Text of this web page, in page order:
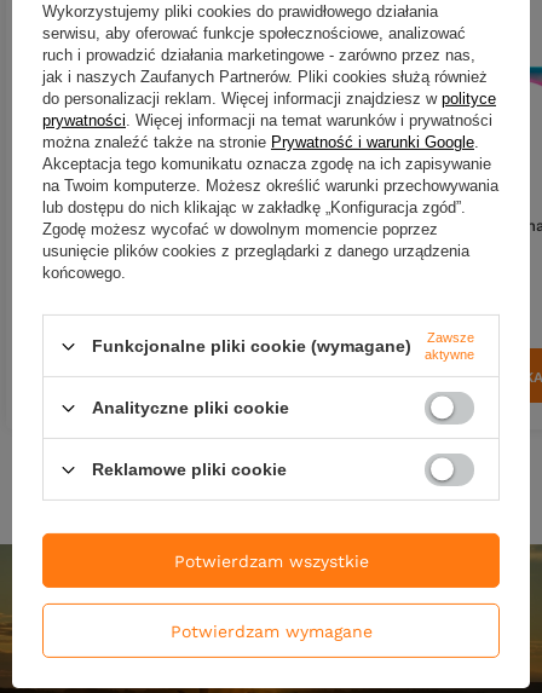
Guma Daiwa Prorex Lazy Shad
16cm | Motoroil Burbot
34,45 zł
Kup za: 1136.85pktpunktów
DO KOSZYKA
Guma Daiwa Prorex Lazy
16cm | UV Pink Belly
Kup za: 1155.33pkt
DO
Wykorzystujemy pliki cookies do prawidłowego działania
serwisu, aby oferować funkcje społecznościowe, analizować
ruch i prowadzić działania marketingowe - zarówno przez nas,
jak i naszych Zaufanych Partnerów. Pliki cookies służą również
do personalizacji reklam. Więcej informacji znajdziesz w polityce
prywatności . Więcej informacji na temat warunków i prywatności
można znaleźć także na stronie Prywatność i warunki Google
Akceptacja tego komunikatu oznacza zgodę na ich zapisywanie
na Twoim komputerze. Możesz określić warunki przechowywania
lub dostępu do nich klikając w zakładkę „Konfiguracja zgód”.
Zgodę możesz wycofać w dowolnym momencie poprzez
usunięcie plików cookies z przeglądarki z danego urządzenia
końcowego.
Funkcjonalne pliki cookie (wymagane)
Zawsze
aktywne
Analityczne pliki cookie
Reklamowe pliki cookie
Potwierdzam wymagane
Potwierdzam wszystkie